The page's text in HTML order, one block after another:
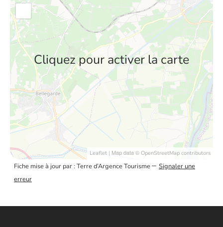
Cliquez pour activer la carte
Leaflet | Map data © OpenStreetMap contributors
Fiche mise à jour par : Terre d’Argence Tourisme– Signaler une
erreur